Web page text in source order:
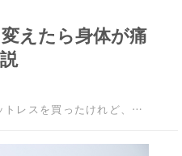
えたら身体が痛
トレスを買ったけれど、…